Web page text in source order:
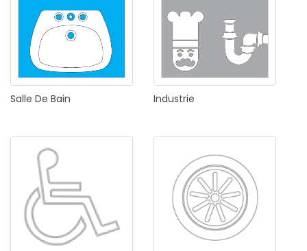
Salle De Bain Industrie